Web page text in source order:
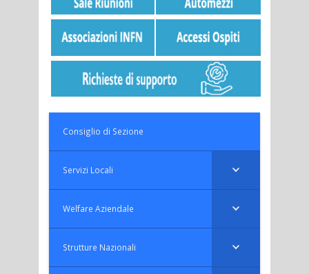
Consiglio di Sezione
Servizi Locali
Welfare Aziendale
Strutture Nazionali